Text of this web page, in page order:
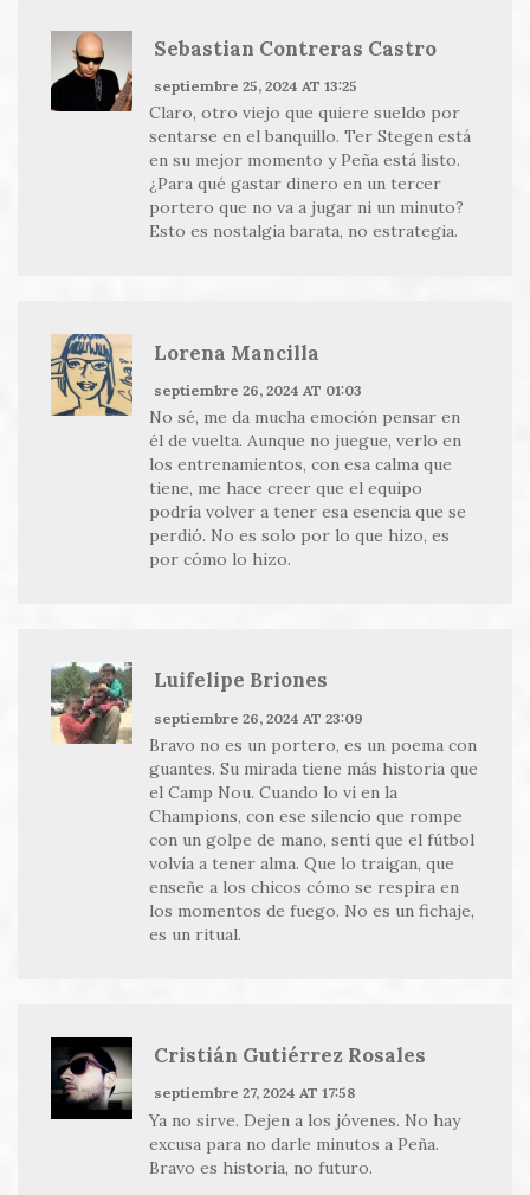
Sebastian Contreras Castro
septiembre 25, 2024 AT 13:25
Claro, otro viejo que quiere sueldo por
sentarse en el banquillo. Ter Stegen está
en su mejor momento y Peña está listo.
¿Para qué gastar dinero en un tercer
portero que no va a jugar ni un minuto?
Esto es nostalgia barata, no estrategia.
Lorena Mancilla
septiembre 26, 2024 AT 01:03
No sé, me da mucha emoción pensar en
él de vuelta. Aunque no juegue, verlo en
los entrenamientos, con esa calma que
tiene, me hace creer que el equipo
podría volver a tener esa esencia que se
perdió. No es solo por lo que hizo, es
por cómo lo hizo.
Luifelipe Briones
septiembre 26, 2024 AT 23:09
Bravo no es un portero, es un poema con
guantes. Su mirada tiene más historia que
el Camp Nou. Cuando lo vi en la
Champions, con ese silencio que rompe
con un golpe de mano, sentí que el fútbol
volvía a tener alma. Que lo traigan, que
enseñe a los chicos cómo se respira en
los momentos de fuego. No es un fichaje,
es un ritual.
Cristián Gutiérrez Rosales
septiembre 27, 2024 AT 17:58
Ya no sirve. Dejen a los jóvenes. No hay
excusa para no darle minutos a Peña.
Bravo es historia, no futuro.